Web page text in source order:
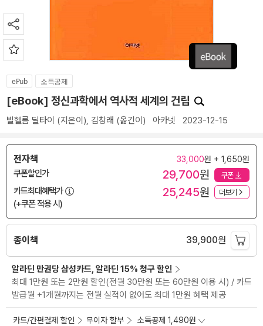
ePub 소득공제
[eBook] 정신과학에서 역사적 세계의 건립
빌헬름 딜타이 (지은이), 김창래 (옮긴이) 아카넷 2023-12-15
전자책 33,000원 + 1,650원
쿠폰할인가 29,700원 쿠폰
카드최대혜택가
(+쿠폰 적용 시)
25,245원 더보기
종이책 39,900원
알라딘 만권당 삼성카드, 알라딘 15% 청구 할인
최대 1만원 또는 2만원 할인(전월 30만원 또는 60만원 이용 시) / 카드
발급월 +1개월까지는 전월 실적이 없어도 최대 1만원 혜택 제공
카드/간편결제 할인 무이자 할부 소득공제 1,490원